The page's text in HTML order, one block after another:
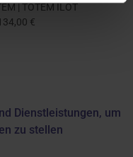
| TOTEM ILOT
€
Dienstleistungen, um
zu stellen